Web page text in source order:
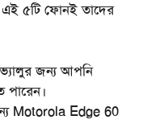
এই ৫টি ফোনই তাদের
ভ্যালুর জন্য আপনি
পারেন।
Motorola Edge 60